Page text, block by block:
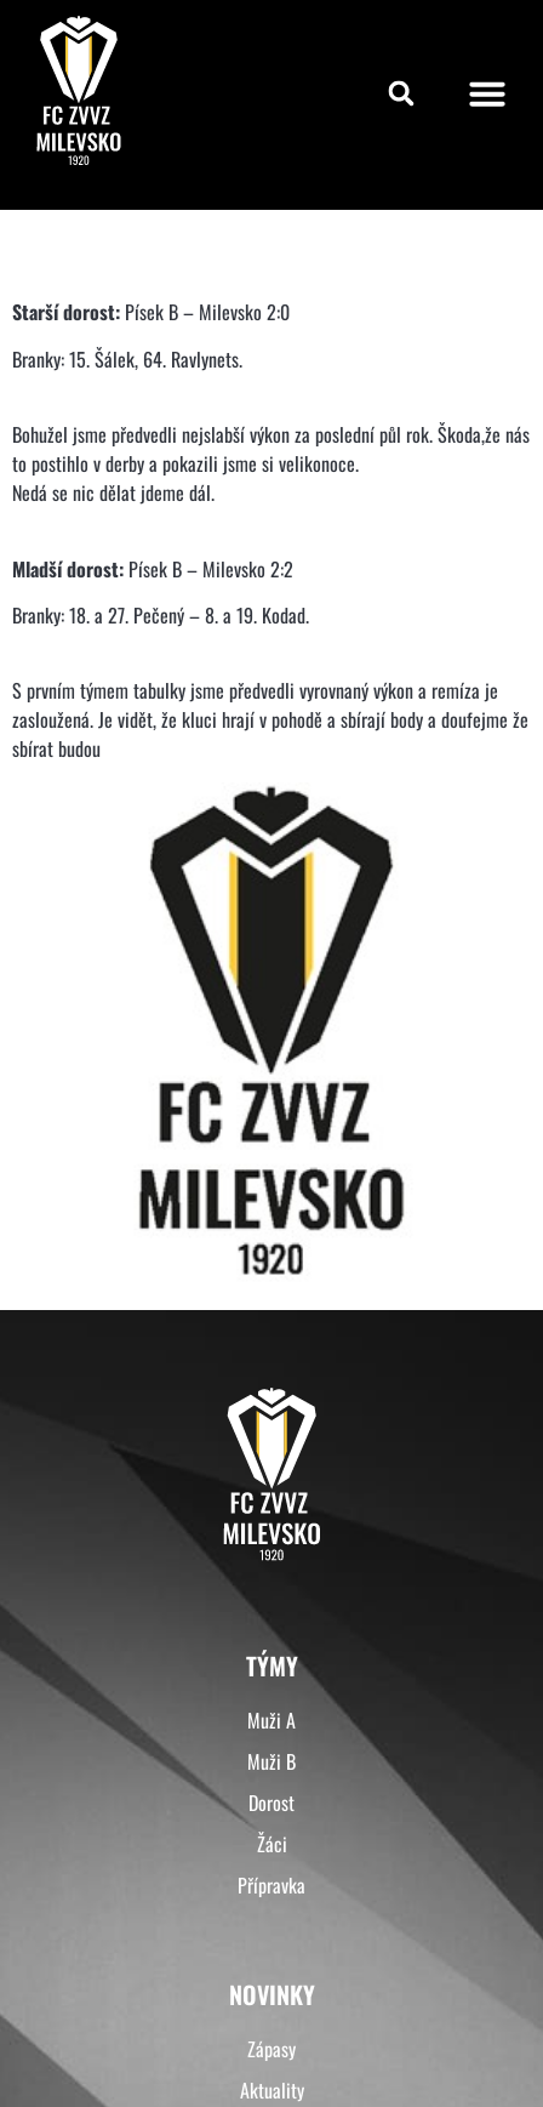
Starší dorost: Písek B – Milevsko 2:0
Branky: 15. Šálek, 64. Ravlynets.
Bohužel jsme předvedli nejslabší výkon za poslední půl rok. Škoda,že nás
to postihlo v derby a pokazili jsme si velikonoce.
Nedá se nic dělat jdeme dál.
Mladší dorost: Písek B – Milevsko 2:2
Branky: 18. a 27. Pečený – 8. a 19. Kodad.
S prvním týmem tabulky jsme předvedli vyrovnaný výkon a remíza je
zasloužená. Je vidět, že kluci hrají v pohodě a sbírají body a doufejme že
sbírat budou
TÝMY
Muži A
Muži B
Dorost
Žáci
Přípravka
NOVINKY
Zápasy
Aktuality